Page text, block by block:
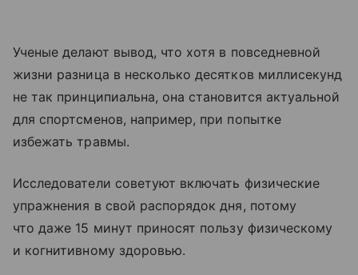
Ученые делают вывод, что хотя в повседневной
жизни разница в несколько десятков миллисекунд
не так принципиальна, она становится актуальной
для спортсменов, например, при попытке
избежать травмы.
Исследователи советуют включать физические
упражнения в свой распорядок дня, потому
что даже 15 минут приносят пользу физическому
и когнитивному здоровью.